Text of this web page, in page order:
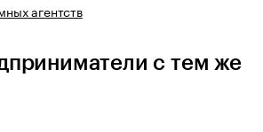
агентств
с тем же